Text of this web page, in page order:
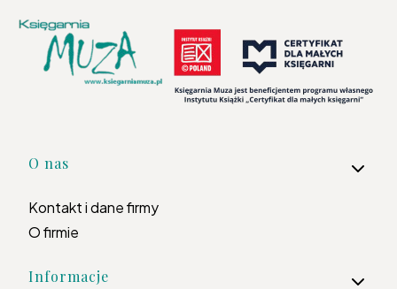
Linki w stopce
O nas
Kontakt i dane firmy
O firmie
Informacje